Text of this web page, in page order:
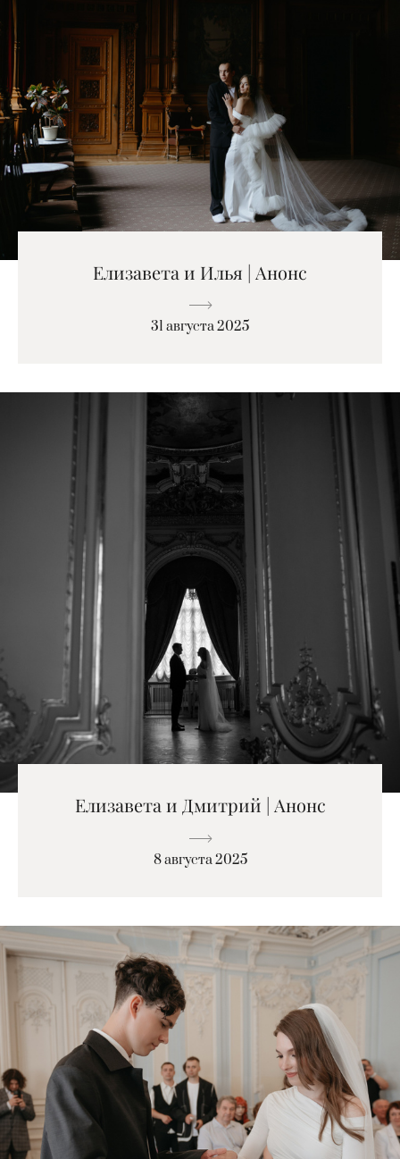
Елизавета и Илья | Анонс
31 августа 2025
Елизавета и Дмитрий | Анонс
8 августа 2025